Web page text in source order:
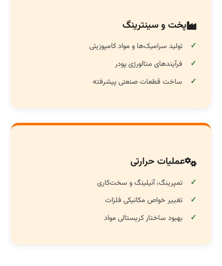
پخت و سینترینگ
تولید سرامیک‌ها و مواد کامپوزیتی
فرآیندهای متالورژی پودر
ساخت قطعات صنعتی پیشرفته
عملیات حرارتی
تمپرینگ، آنیلینگ و سخت‌کاری
تغییر خواص مکانیکی فلزات
بهبود ساختار کریستالی مواد